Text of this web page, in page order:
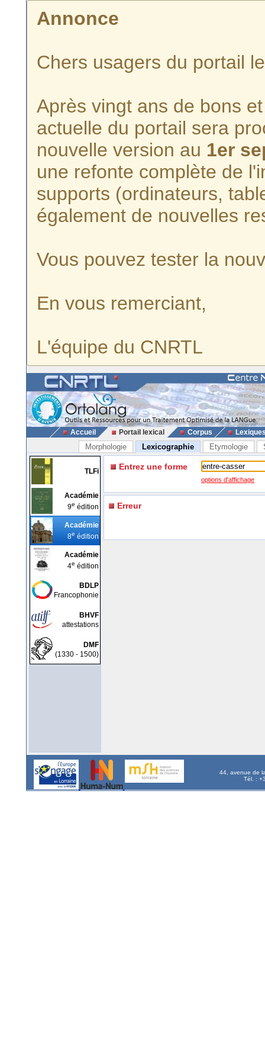
Annonce
Chers usagers du portail
Après vingt ans de bons
actuelle du portail sera
nouvelle version au 1er
une refonte complète de
supports (ordinateurs,
également de nouvelles
Vous pouvez tester la
En vous remerciant,
L'équipe du CNRTL
Accueil Portail lexical Corpus
Morphologie Lexicographie Etymologie
TLFi
Académie
9e édition
Académie
8e édition
Académie
4e édition
BDLP
Francophonie
BHVF
attestations
DMF
(1330 - 1500)
Entrez une forme
options d'affichage
Erreur
44, avenue de
Tél. :